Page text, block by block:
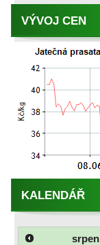
VÝVOJ CEN
KALENDÁŘ
srpen